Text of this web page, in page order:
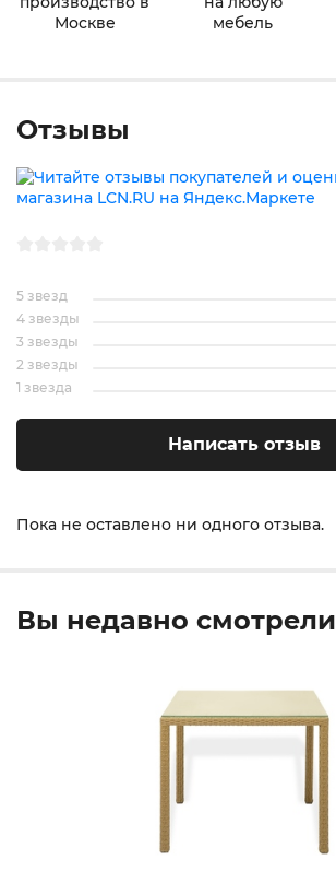
Москве
мебель
Отзывы
Пока не оставлено ни одного отзыва.
5 звезд
4 звезды
3 звезды
2 звезды
1 звезда
Написать отзыв
Вы недавно смотрели